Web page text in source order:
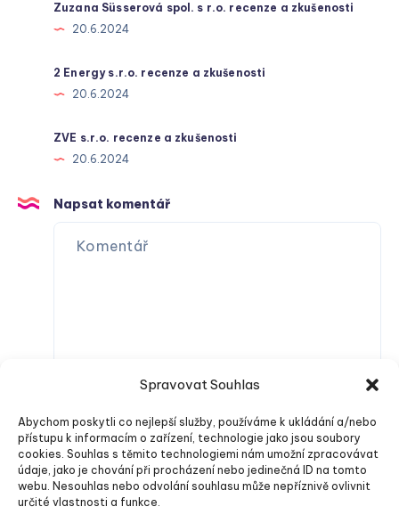
Spravovat Souhlas
Abychom poskytli co nejlepší služby, používáme k ukládání a/nebo
přístupu k informacím o zařízení, technologie jako jsou soubory
cookies. Souhlas s těmito technologiemi nám umožní zpracovávat
údaje, jako je chování při procházení nebo jedinečná ID na tomto
webu. Nesouhlas nebo odvolání souhlasu může nepříznivě ovlivnit
určité vlastnosti a funkce.
Zuzana Süsserová spol. s r.o. recenze a zkušenosti
20.6.2024
2 Energy s.r.o. recenze a zkušenosti
20.6.2024
ZVE s.r.o. recenze a zkušenosti
20.6.2024
Napsat komentář